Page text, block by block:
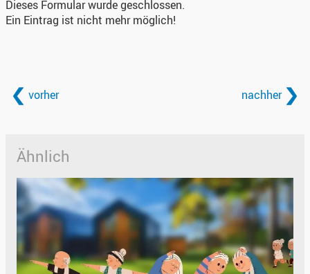
Dieses Formular wurde geschlossen.
Ein Eintrag ist nicht mehr möglich!
vorher nachher
Ähnlich